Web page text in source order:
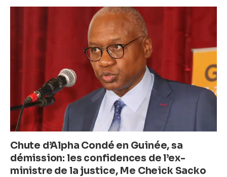
A
p
p
n
g
er
Chute d’Alpha Condé en Guinée, sa
démission: les confidences de l’ex-
ministre de la justice, Me Cheick Sacko